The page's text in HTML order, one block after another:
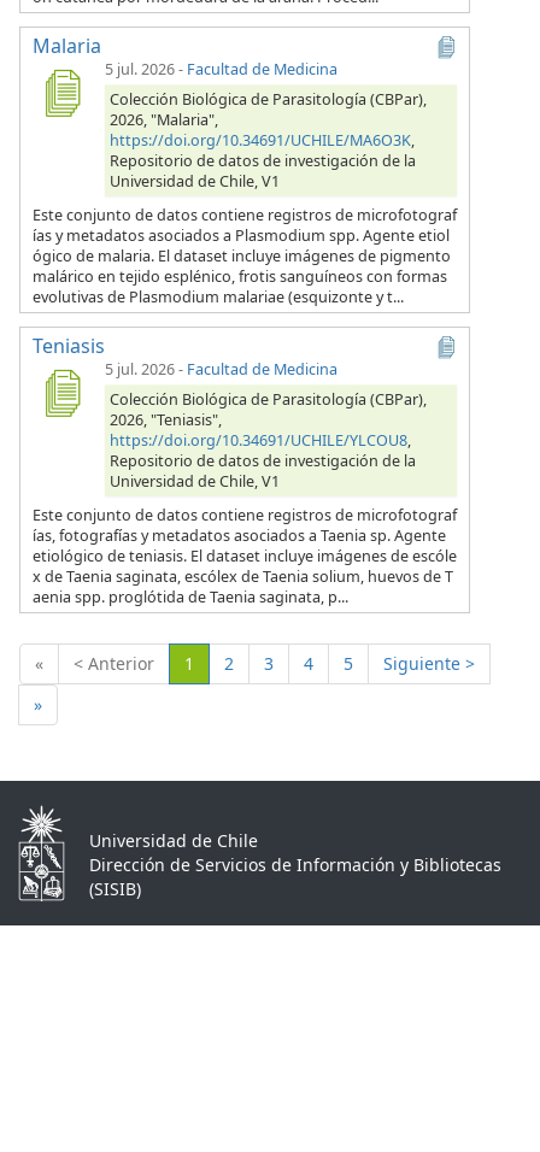
Malaria
5 jul. 2026- Facultad de Medicina
Colección Biológica de Parasitología (CBPar),
2026, "Malaria",
https://doi.org/10.34691/UCHILE/MA6O3K,
Repositorio de datos de investigación de la
Universidad de Chile, V1
Este conjunto de datos contiene registros de microfotograf
ías y metadatos asociados a Plasmodium spp. Agente etiol
ógico de malaria. El dataset incluye imágenes de pigmento
malárico en tejido esplénico, frotis sanguíneos con formas
evolutivas de Plasmodium malariae (esquizonte y t...
Teniasis
5 jul. 2026- Facultad de Medicina
Colección Biológica de Parasitología (CBPar),
2026, "Teniasis",
https://doi.org/10.34691/UCHILE/YLCOU8,
Repositorio de datos de investigación de la
Universidad de Chile, V1
Este conjunto de datos contiene registros de microfotograf
ías, fotografías y metadatos asociados a Taenia sp. Agente
etiológico de teniasis. El dataset incluye imágenes de escóle
x de Taenia saginata, escólex de Taenia solium, huevos de T
aenia spp. proglótida de Taenia saginata, p...
« < Anterior 1 (Actual)
2 3 4 5
Siguiente >
»
Universidad de Chile
Dirección de Servicios de Información y Bibliotecas
(SISIB)